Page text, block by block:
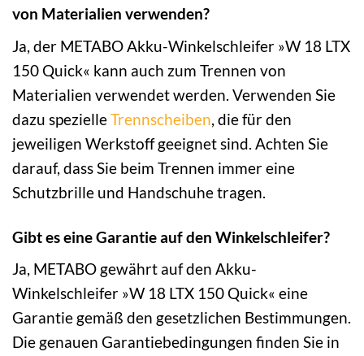
von Materialien verwenden?
Ja, der METABO Akku-Winkelschleifer »W 18 LTX
150 Quick« kann auch zum Trennen von
Materialien verwendet werden. Verwenden Sie
dazu spezielleTrennscheiben, die für den
jeweiligen Werkstoff geeignet sind. Achten Sie
darauf, dass Sie beim Trennen immer eine
Schutzbrille und Handschuhe tragen.
Gibt es eine Garantie auf den Winkelschleifer?
Ja, METABO gewährt auf den Akku-
Winkelschleifer »W 18 LTX 150 Quick« eine
Garantie gemäß den gesetzlichen Bestimmungen.
Die genauen Garantiebedingungen finden Sie in